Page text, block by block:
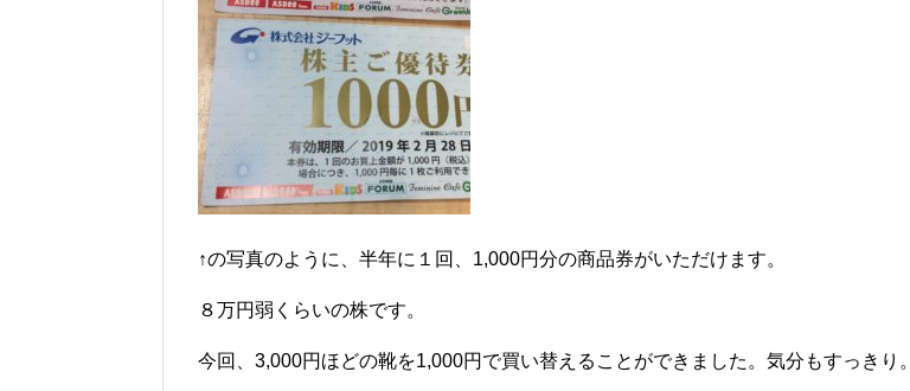
↑の写真のように、半年に１回、1,000円分の商品券がいただけます。
８万円弱くらいの株です。
今回、3,000円ほどの靴を1,000円で買い替えることができました。気分もすっきり。